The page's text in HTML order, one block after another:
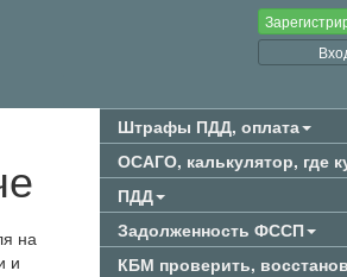
на
и
Штрафы ПДД, оплата
ОСАГО, калькулятор, где
ПДД
Задолженность ФССП
КБМ проверить,